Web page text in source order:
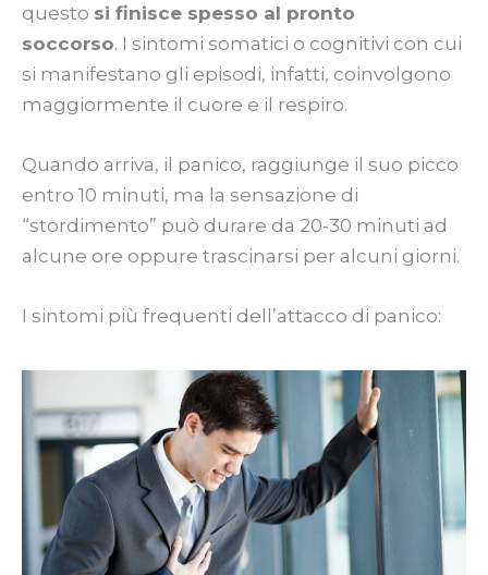
questo si finisce spesso al pronto
soccorso. I sintomi somatici o cognitivi con cui
si manifestano gli episodi, infatti, coinvolgono
maggiormente il cuore e il respiro.
Quando arriva, il panico, raggiunge il suo picco
entro 10 minuti, ma la sensazione di
“stordimento” può durare da 20-30 minuti ad
alcune ore oppure trascinarsi per alcuni giorni.
I sintomi più frequenti dell’attacco di panico: